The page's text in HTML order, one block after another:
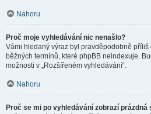
Nahoru
Proč moje vyhledávání nic nenašlo?
Vámi hledaný výraz byl pravděpodobně
běžných termínů, které phpBB neindexuje.
možnosti v „Rozšířeném vyhledávání“.
Nahoru
Proč se mi po vyhledávání zobrazí prázdná